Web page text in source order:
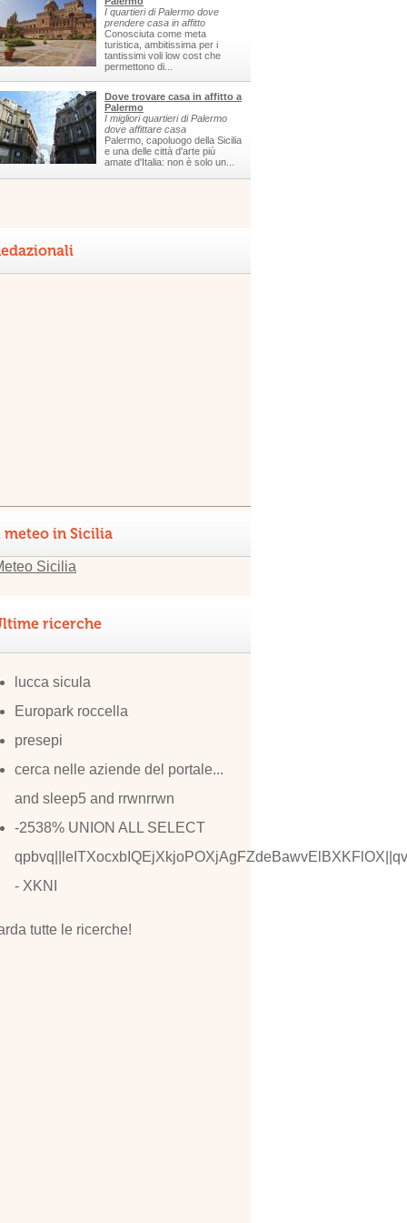
I quartieri di Palermo dove
prendere casa in affitto
Conosciuta come meta
turistica, ambitissima per i
tantissimi voli low cost che
permettono di...
Dove trovare casa in affitto a
Palermo
I migliori quartieri di Palermo
dove affittare casa
Palermo, capoluogo della Sicilia
e una delle città d'arte più
amate d'Italia: non è solo un...
meteo in Sicilia
ricerche
lucca sicula
Europark roccella
presepi
cerca nelle aziende del portale...
and sleep5 and rrwnrrwn
-2538% UNION ALL SELECT
- XKNI
tutte le ricerche!